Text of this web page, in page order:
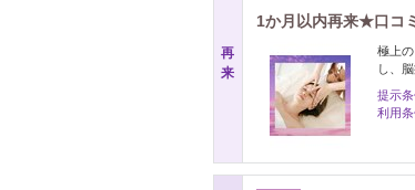
再
来
1か月以内再来★口コ
極上
し、
提示条
利用条